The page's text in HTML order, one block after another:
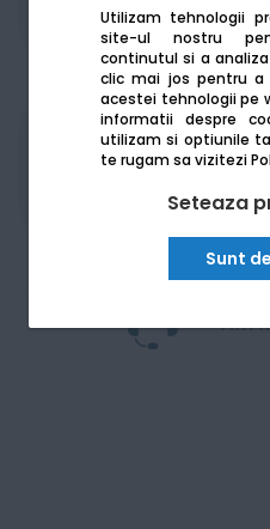
Utilizam tehnologii
site-ul nostru
continutul si a
clic mai jos pentru
acestei tehnologii pe
informatii despre
utilizam si optiunile
te rugam sa vizitezi
Seteaza
Sunt
De la: 425.72Lei /
Produsele sunt
achizitii publice
Am